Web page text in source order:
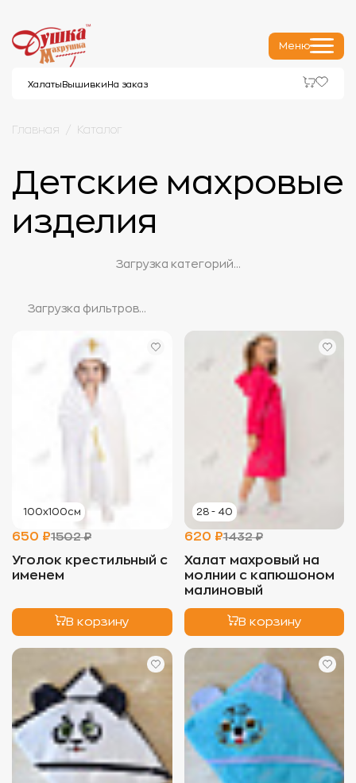
Меню
Халаты Вышивки На заказ
Главная Каталог
Детские махровые
изделия
Загрузка категорий...
Загрузка фильтров...
100х100см
650 ₽1502 ₽
Уголок крестильный с
именем
В корзину
28 - 40
620 ₽1432 ₽
Халат махровый на
молнии с капюшоном
малиновый
В корзину